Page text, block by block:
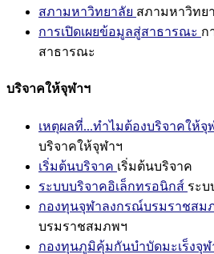
สภามหาวิทยาลัย สภามหาวิทย
การเปิดเผยข้อมูลสู่สาธารณะ ก
สาธารณะ
บริจาคให้จุฬาฯ
เหตุผลที่...ทำไมต้องบริจาคให้จุ
บริจาคให้จุฬาฯ
เริ่มต้นบริจาค เริ่มต้นบริจาค
ระบบบริจาคอิเล็กทรอนิกส์ ระบ
กองทุนจุฬาลงกรณ์บรมราชสม
บรมราชสมภพฯ
กองทุนภูมิคุ้มกันบำบัดมะเร็งจุฬ